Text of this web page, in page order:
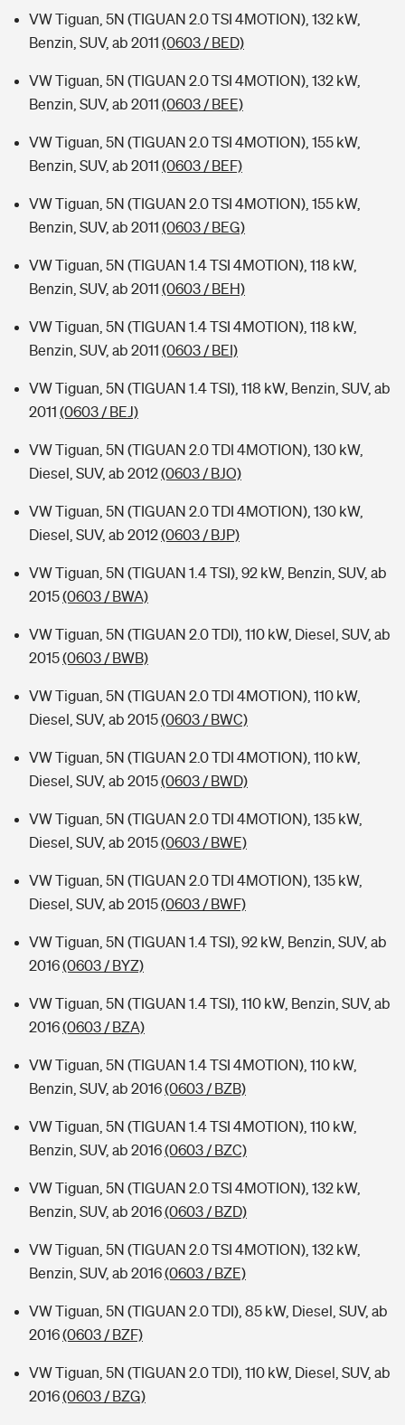
VW Tiguan, 5N (TIGUAN 2.0 TSI 4MOTION), 132 kW,
Benzin, SUV, ab 2011 (0603 / BED)
VW Tiguan, 5N (TIGUAN 2.0 TSI 4MOTION), 132 kW,
Benzin, SUV, ab 2011 (0603 / BEE)
VW Tiguan, 5N (TIGUAN 2.0 TSI 4MOTION), 155 kW,
Benzin, SUV, ab 2011 (0603 / BEF)
VW Tiguan, 5N (TIGUAN 2.0 TSI 4MOTION), 155 kW,
Benzin, SUV, ab 2011 (0603 / BEG)
VW Tiguan, 5N (TIGUAN 1.4 TSI 4MOTION), 118 kW,
Benzin, SUV, ab 2011 (0603 / BEH)
VW Tiguan, 5N (TIGUAN 1.4 TSI 4MOTION), 118 kW,
Benzin, SUV, ab 2011 (0603 / BEI)
VW Tiguan, 5N (TIGUAN 1.4 TSI), 118 kW, Benzin, SUV, ab
2011 (0603 / BEJ)
VW Tiguan, 5N (TIGUAN 2.0 TDI 4MOTION), 130 kW,
Diesel, SUV, ab 2012(0603 / BJO)
VW Tiguan, 5N (TIGUAN 2.0 TDI 4MOTION), 130 kW,
Diesel, SUV, ab 2012(0603 / BJP)
VW Tiguan, 5N (TIGUAN 1.4 TSI), 92 kW, Benzin, SUV, ab
2015(0603 / BWA)
VW Tiguan, 5N (TIGUAN 2.0 TDI), 110 kW, Diesel, SUV, ab
2015(0603 / BWB)
VW Tiguan, 5N (TIGUAN 2.0 TDI 4MOTION), 110 kW,
Diesel, SUV, ab 2015(0603 / BWC)
VW Tiguan, 5N (TIGUAN 2.0 TDI 4MOTION), 110 kW,
Diesel, SUV, ab 2015(0603 / BWD)
VW Tiguan, 5N (TIGUAN 2.0 TDI 4MOTION), 135 kW,
Diesel, SUV, ab 2015(0603 / BWE)
VW Tiguan, 5N (TIGUAN 2.0 TDI 4MOTION), 135 kW,
Diesel, SUV, ab 2015(0603 / BWF)
VW Tiguan, 5N (TIGUAN 1.4 TSI), 92 kW, Benzin, SUV, ab
2016(0603 / BYZ)
VW Tiguan, 5N (TIGUAN 1.4 TSI), 110 kW, Benzin, SUV, ab
2016(0603 / BZA)
VW Tiguan, 5N (TIGUAN 1.4 TSI 4MOTION), 110 kW,
Benzin, SUV, ab 2016(0603 / BZB)
VW Tiguan, 5N (TIGUAN 1.4 TSI 4MOTION), 110 kW,
Benzin, SUV, ab 2016(0603 / BZC)
VW Tiguan, 5N (TIGUAN 2.0 TSI 4MOTION), 132 kW,
Benzin, SUV, ab 2016(0603 / BZD)
VW Tiguan, 5N (TIGUAN 2.0 TSI 4MOTION), 132 kW,
Benzin, SUV, ab 2016(0603 / BZE)
VW Tiguan, 5N (TIGUAN 2.0 TDI), 85 kW, Diesel, SUV, ab
2016(0603 / BZF)
VW Tiguan, 5N (TIGUAN 2.0 TDI), 110 kW, Diesel, SUV, ab
2016(0603 / BZG)